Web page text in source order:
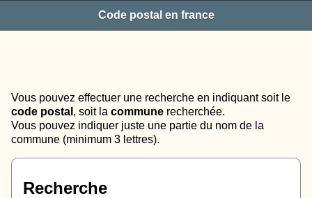
Code postal en france
Vous pouvez effectuer une recherche en indiquant soit le
code postal , soit la commune recherchée.
Vous pouvez indiquer juste une partie du nom de la
commune (minimum 3 lettres).
Recherche